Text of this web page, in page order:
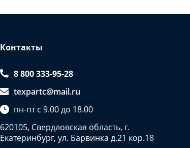
Контакты
8 800 333-95-28
texpartc@mail.ru
пн-пт с 9.00 до 18.00
620105, Свердловская область, г.
Екатеринбург, ул. Барвинка д.21 кор.18